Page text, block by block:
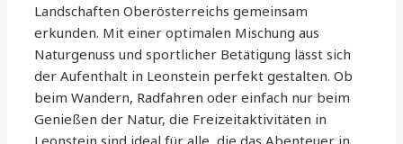
Landschaften Oberösterreichs gemeinsam
erkunden. Mit einer optimalen Mischung aus
Naturgenuss und sportlicher Betätigung lässt sich
der Aufenthalt in Leonstein perfekt gestalten. Ob
beim Wandern, Radfahren oder einfach nur beim
Genießen der Natur, die Freizeitaktivitäten in